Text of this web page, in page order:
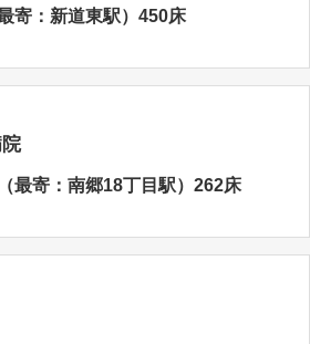
寄：新道東駅）450床
最寄：南郷18丁目駅）262床